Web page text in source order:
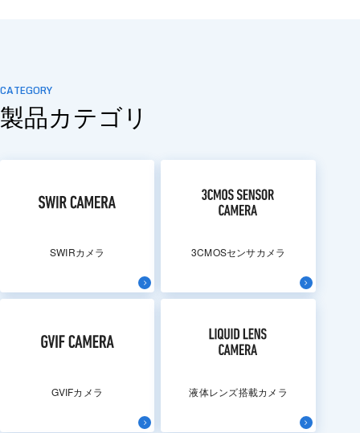
CATEGORY
製品カテゴリ
SWIRカメラ 3CMOSセンサカメラ
GVIFカメラ 液体レンズ搭載カメラ